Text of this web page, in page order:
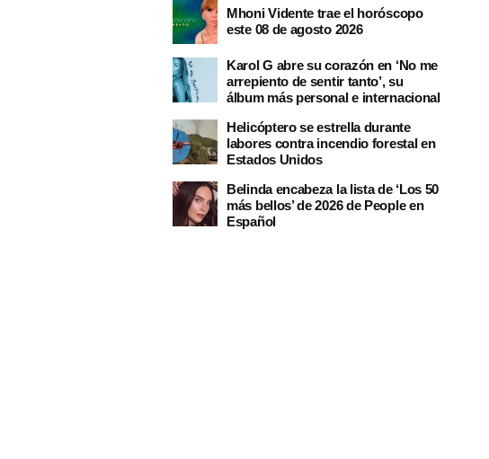
Mhoni Vidente trae el horóscopo
este 08 de agosto 2026
Karol G abre su corazón en ‘No me
arrepiento de sentir tanto’, su
álbum más personal e internacional
Helicóptero se estrella durante
labores contra incendio forestal en
Estados Unidos
Belinda encabeza la lista de ‘Los 50
más bellos’ de 2026 de People en
Español